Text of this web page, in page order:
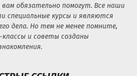
обязательно помогут. Все наши
специальные курсы и являются
дела. Но тем не менее помните,
и советы созданы